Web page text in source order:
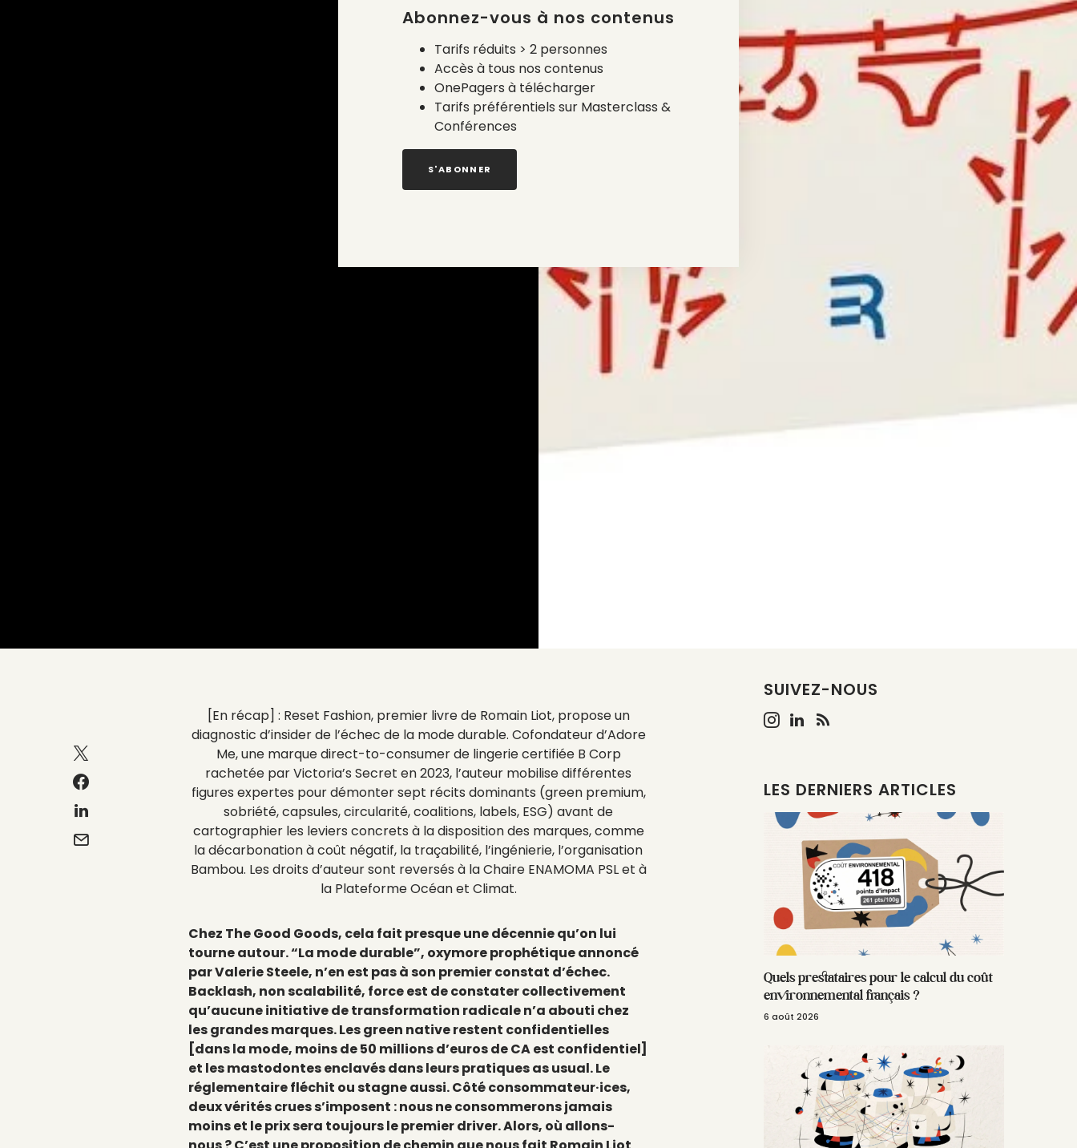
[En récap] : Reset Fashion, premier livre de Romain Liot, propose un
diagnostic d’insider de l’échec de la mode durable. Cofondateur d’Adore
Me, une marque direct-to-consumer de lingerie certifiée B Corp
rachetée par Victoria’s Secret en 2023, l’auteur mobilise différentes
figures expertes pour démonter sept récits dominants (green premium,
sobriété, capsules, circularité, coalitions, labels, ESG) avant de
cartographier les leviers concrets à la disposition des marques, comme
la décarbonation à coût négatif, la traçabilité, l’ingénierie, l’organisation
Bambou. Les droits d’auteur sont reversés à la Chaire ENAMOMA PSL et à
la Plateforme Océan et Climat.
Chez The Good Goods, cela fait presque une décennie qu’on lui
tourne autour. “La mode durable”, oxymore prophétique annoncé
par Valerie Steele, n’en est pas à son premier constat d’échec.
Backlash, non scalabilité, force est de constater collectivement
qu’aucune initiative de transformation radicale n’a abouti chez
les grandes marques. Les green native restent confidentielles
[dans la mode, moins de 50 millions d’euros de CA est confidentiel]
et les mastodontes enclavés dans leurs pratiques as usual. Le
réglementaire fléchit ou stagne aussi.Côté consommateur·ices,
deux vérités crues s’imposent : nous ne consommerons jamais
moins et le prix sera toujours le premier driver. Alors, où allons-
SUIVEZ-NOUS
LES DERNIERS ARTICLES
Quels prestataires pour le calcul du coût
environnemental français ?
6 août 2026
Abonnez-vous à nos contenus
Tarifs réduits > 2 personnes
Accès à tous nos contenus
OnePagers à télécharger
Tarifs préférentiels sur Masterclass &
Conférences
S'ABONNER